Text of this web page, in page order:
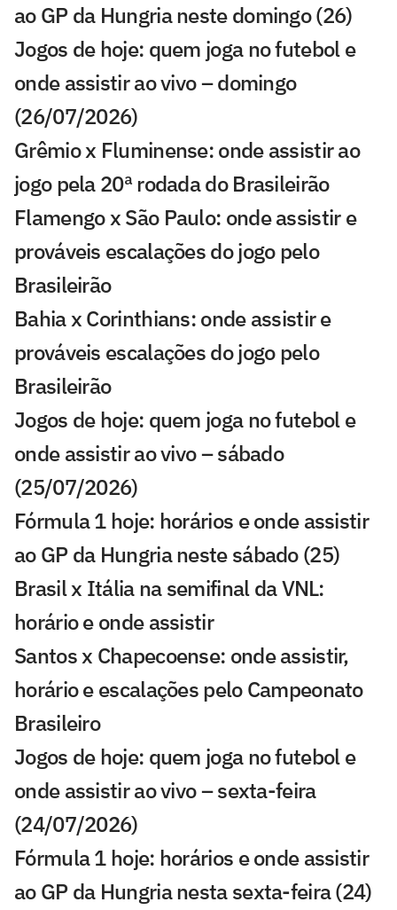
ao GP da Hungria neste domingo (26)
Jogos de hoje: quem joga no futebol e
onde assistir ao vivo – domingo
(26/07/2026)
Grêmio x Fluminense: onde assistir ao
jogo pela 20ª rodada do Brasileirão
Flamengo x São Paulo: onde assistir e
prováveis escalações do jogo pelo
Brasileirão
Bahia x Corinthians: onde assistir e
prováveis escalações do jogo pelo
Brasileirão
Jogos de hoje: quem joga no futebol e
onde assistir ao vivo – sábado
(25/07/2026)
Fórmula 1 hoje: horários e onde assistir
ao GP da Hungria neste sábado (25)
Brasil x Itália na semifinal da VNL:
horário e onde assistir
Santos x Chapecoense: onde assistir,
horário e escalações pelo Campeonato
Brasileiro
Jogos de hoje: quem joga no futebol e
onde assistir ao vivo – sexta-feira
(24/07/2026)
Fórmula 1 hoje: horários e onde assistir
ao GP da Hungria nesta sexta-feira (24)